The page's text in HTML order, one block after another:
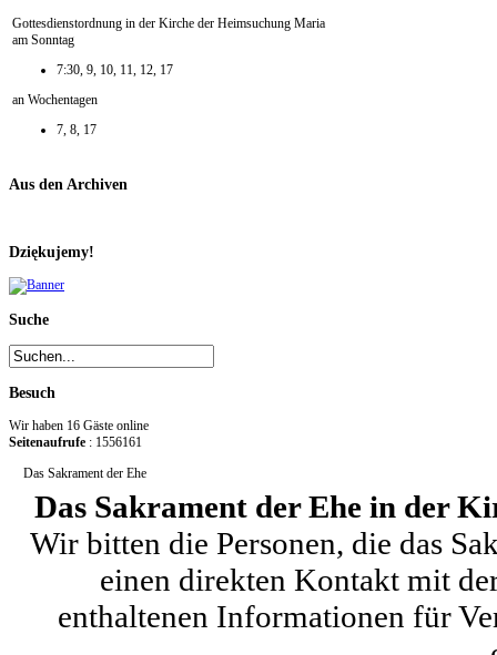
Gottesdienstordnung in der Kirche der Heimsuchung Maria
am Sonntag
7:30, 9, 10, 11, 12, 17
an Wochentagen
7, 8, 17
Aus den Archiven
Dziękujemy!
Suche
Besuch
Wir haben 16 Gäste online
Seitenaufrufe : 1556161
Das Sakrament der Ehe
Das Sakrament der Ehe in der
Wir bitten die Personen, die das
einen direkten Kontakt mit
enthaltenen Informationen für